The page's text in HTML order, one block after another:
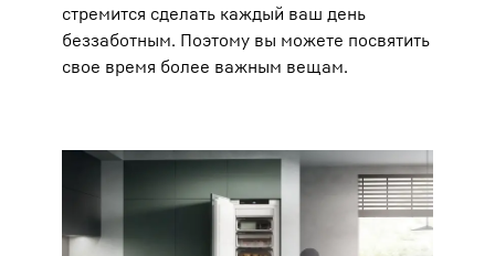
стремится сделать каждый ваш день
беззаботным. Поэтому вы можете посвятить
свое время более важным вещам.